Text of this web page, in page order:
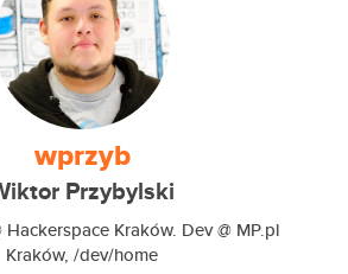
wprzyb
Przybylski
Hackerspace Kraków. Dev @ MP.pl
Kraków, /dev/home